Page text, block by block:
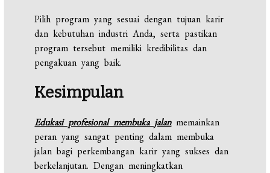
Pilih program yang sesuai dengan tujuan karir
dan kebutuhan industri Anda, serta pastikan
program tersebut memiliki kredibilitas dan
pengakuan yang baik.
Kesimpulan
Edukasi profesional membuka jalanmemainkan
peran yang sangat penting dalam membuka
jalan bagi perkembangan karir yang sukses dan
berkelanjutan. Dengan meningkatkan